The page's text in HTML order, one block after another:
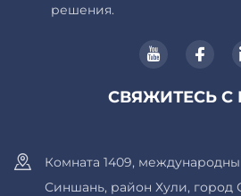
решения.
СВЯЖИТЕСЬ С
Комната 1409,
Синшань, район Хули, город